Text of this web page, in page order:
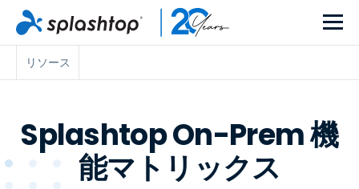
リソース
Splashtop On-Prem 機
能マトリックス